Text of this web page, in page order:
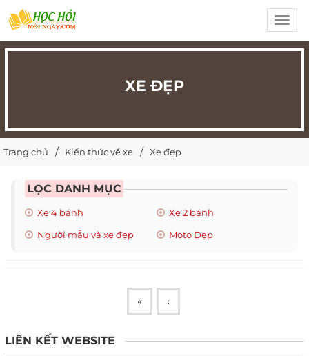
XE ĐẸP
Trang chủ Kiến thức về xe Xe đẹp
LỌC DANH MỤC
Xe 4 bánh
Xe 2 bánh
Người mẫu và xe đẹp
Moto Đẹp
« ‹
LIÊN KẾT WEBSITE